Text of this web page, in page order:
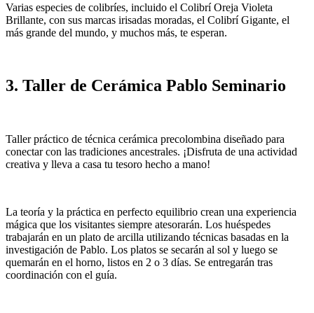
Varias especies de colibríes, incluido el Colibrí Oreja Violeta
Brillante, con sus marcas irisadas moradas, el Colibrí Gigante, el
más grande del mundo, y muchos más, te esperan.
3. Taller de Cerámica Pablo Seminario
Taller práctico de técnica cerámica precolombina diseñado para
conectar con las tradiciones ancestrales. ¡Disfruta de una actividad
creativa y lleva a casa tu tesoro hecho a mano!
La teoría y la práctica en perfecto equilibrio crean una experiencia
mágica que los visitantes siempre atesorarán. Los huéspedes
trabajarán en un plato de arcilla utilizando técnicas basadas en la
investigación de Pablo. Los platos se secarán al sol y luego se
quemarán en el horno, listos en 2 o 3 días. Se entregarán tras
coordinación con el guía.